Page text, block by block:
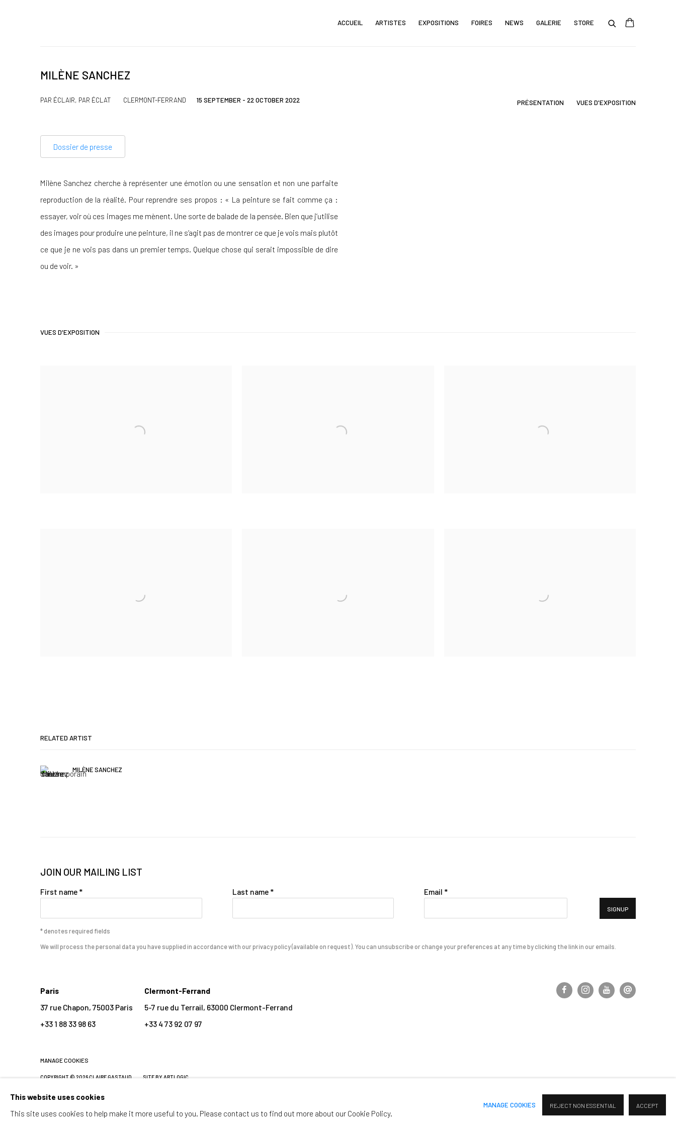
ACCUEIL ARTISTES EXPOSITIONS FOIRES NEWS GALERIE STORE
MILÈNE SANCHEZ
PAR ÉCLAIR, PAR ÉCLAT 15 SEPTEMBER - 22 OCTOBER 2022
CLERMONT-FERRAND PRÉSENTATION VUES D'EXPOSITION
Dossier de presse
Milène Sanchez cherche à représenter une émotion ou une sensation et non une parfaite
reproduction de la réalité. Pour reprendre ses propos : « La peinture se fait comme ça :
essayer, voir où ces images me mènent. Une sorte de balade de la pensée. Bien que j’utilise
des images pour produire une peinture, il ne s’agit pas de montrer ce que je vois mais plutôt
ce que je ne vois pas dans un premier temps. Quelque chose qui serait impossible de dire
ou de voir. »
VUES D'EXPOSITION
RELATED ARTIST
MILÈNE SANCHEZ
JOIN OUR MAILING LIST
First name * Last name * Email *
SIGNUP
* denotes required fields
We will process the personal data you have supplied in accordance with our privacy policy (available on request). You can unsubscribe or change your preferences at any time by clicking the link in our emails.
Paris
37 rue Chapon, 75003 Paris
+33 1 88 33 98 63
Clermont-Ferrand
5-7 rue du Terrail, 63000 Clermont-Ferrand
+33 4 73 92 07 97
MANAGE COOKIES
COPYRIGHT © 2026 CLAIRE GASTAUD SITE BY ARTLOGIC
This website uses cookies
This site uses cookies to help make it more useful to you. Please contact us to find out more about our Cookie Policy.
MANAGE COOKIES REJECT NON ESSENTIAL ACCEPT